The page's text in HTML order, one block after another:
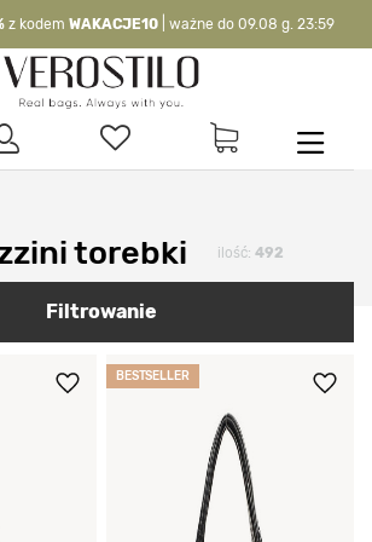
| nie dotyczy produktów z flagą OKAZJA >
torebki ilość: 492
Filtrowanie
BESTSELLER